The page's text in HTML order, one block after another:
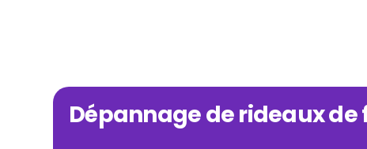
Dépannage de rideaux de